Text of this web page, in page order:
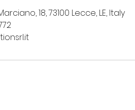
18, 73100 Lecce, LE, Italy